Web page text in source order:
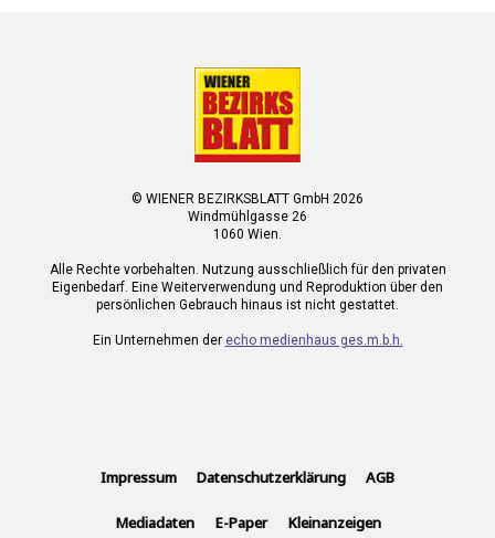
© WIENER BEZIRKSBLATT GmbH 2026
Windmühlgasse 26
1060 Wien.
Alle Rechte vorbehalten. Nutzung ausschließlich für den privaten
Eigenbedarf. Eine Weiterverwendung und Reproduktion über den
persönlichen Gebrauch hinaus ist nicht gestattet.
Ein Unternehmen der echo medienhaus ges.m.b.h.
Impressum Datenschutzerklärung AGB
Mediadaten E-Paper Kleinanzeigen